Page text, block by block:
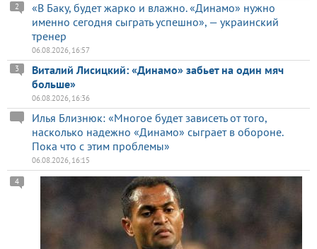
«В Баку, будет жарко и влажно. «Динамо» нужно
именно сегодня сыграть успешно», — украинский
тренер
2
06.08.2026, 16:57
Виталий Лисицкий: «Динамо» забьет на один мяч
больше»
3
06.08.2026, 16:36
Илья Близнюк: «Многое будет зависеть от того,
насколько надежно «Динамо» сыграет в обороне.
Пока что с этим проблемы»
06.08.2026, 16:15
4